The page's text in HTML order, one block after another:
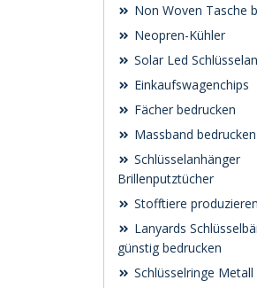
Non Woven Tasche
Neopren-Kühler
Solar Led
Einkaufswagenchips
Fächer bedrucken
Massband bedrucken
Schlüsselanhänger
Brillenputztücher
Stofftiere
Lanyards
günstig bedrucken
Schlüsselringe Metall